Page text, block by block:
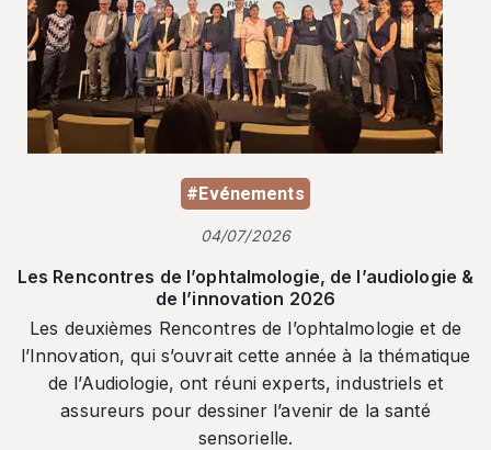
#Evénements
04/07/2026
Les Rencontres de l’ophtalmologie, de l’audiologie &
de l’innovation 2026
Les deuxièmes Rencontres de l’ophtalmologie et de
l’Innovation, qui s’ouvrait cette année à la thématique
de l’Audiologie, ont réuni experts, industriels et
assureurs pour dessiner l’avenir de la santé
sensorielle.